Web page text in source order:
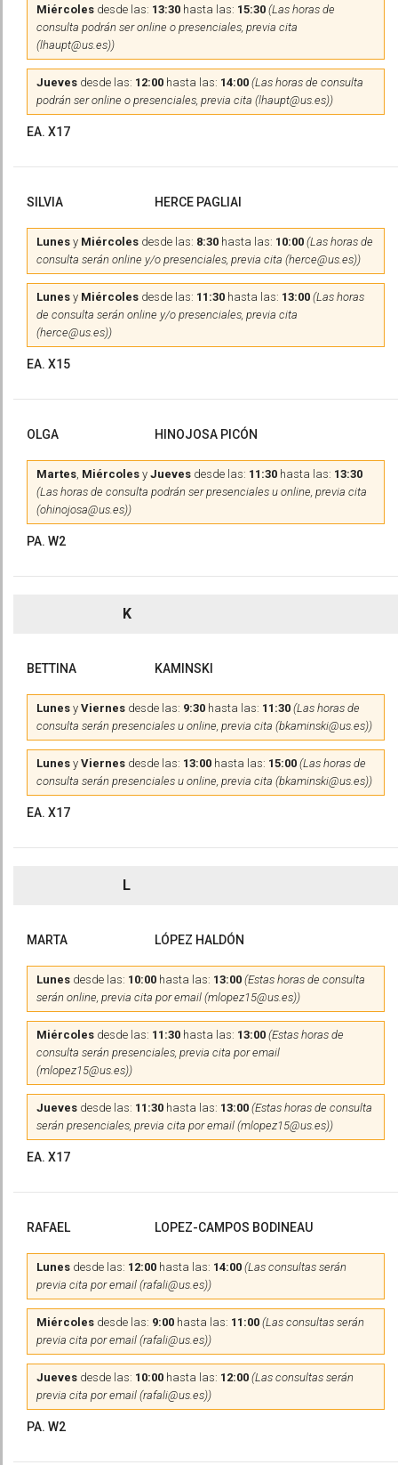
Miércoles desde las: 13:30 hasta las: 15:30 (Las horas de
consulta podrán ser online o presenciales, previa cita
(lhaupt@us.es))
Jueves desde las: 12:00 hasta las: 14:00 (Las horas de consulta
podrán ser online o presenciales, previa cita (lhaupt@us.es))
EA. X17
SILVIA HERCE PAGLIAI
Lunes y Miércoles desde las: 8:30 hasta las: 10:00 (Las horas de
consulta serán online y/o presenciales, previa cita (herce@us.es))
Lunes y Miércoles desde las: 11:30 hasta las: 13:00 (Las horas
de consulta serán online y/o presenciales, previa cita
(herce@us.es))
EA. X15
OLGA HINOJOSA PICÓN
Martes, Miércoles y Jueves desde las: 11:30 hasta las: 13:30
(Las horas de consulta podrán ser presenciales u online, previa cita
(ohinojosa@us.es))
PA. W2
K
BETTINA KAMINSKI
Lunes y Viernes desde las: 9:30 hasta las: 11:30 (Las horas de
consulta serán presenciales u online, previa cita (bkaminski@us.es))
Lunes y Viernes desde las: 13:00 hasta las: 15:00 (Las horas de
consulta serán presenciales u online, previa cita (bkaminski@us.es))
EA. X17
L
MARTA LÓPEZ HALDÓN
Lunes desde las: 10:00 hasta las: 13:00 (Estas horas de consulta
serán online, previa cita por email (mlopez15@us.es))
Miércoles desde las: 11:30 hasta las: 13:00 (Estas horas de
consulta serán presenciales, previa cita por email
(mlopez15@us.es))
Jueves desde las: 11:30 hasta las: 13:00 (Estas horas de consulta
serán presenciales, previa cita por email (mlopez15@us.es))
EA. X17
RAFAEL LOPEZ-CAMPOS BODINEAU
Lunes desde las: 12:00 hasta las: 14:00 (Las consultas serán
previa cita por email (rafali@us.es))
Miércoles desde las: 9:00 hasta las: 11:00 (Las consultas serán
previa cita por email (rafali@us.es))
Jueves desde las: 10:00 hasta las: 12:00 (Las consultas serán
previa cita por email (rafali@us.es))
PA. W2